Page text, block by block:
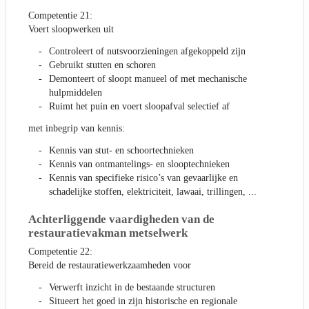
Competentie 21:
Voert sloopwerken uit
Controleert of nutsvoorzieningen afgekoppeld zijn
Gebruikt stutten en schoren
Demonteert of sloopt manueel of met mechanische
hulpmiddelen
Ruimt het puin en voert sloopafval selectief af
met inbegrip van kennis:
Kennis van stut- en schoortechnieken
Kennis van ontmantelings- en slooptechnieken
Kennis van specifieke risico’s van gevaarlijke en
schadelijke stoffen, elektriciteit, lawaai, trillingen, ...
Achterliggende vaardigheden van de
restauratievakman metselwerk
Competentie 22:
Bereid de restauratiewerkzaamheden voor
Verwerft inzicht in de bestaande structuren
Situeert het goed in zijn historische en regionale